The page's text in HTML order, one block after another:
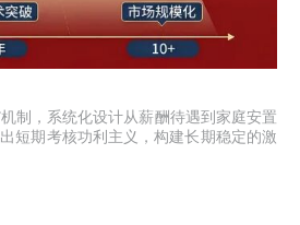
制，系统化设计从薪酬待遇到家庭安置
短期考核功利主义，构建长期稳定的激